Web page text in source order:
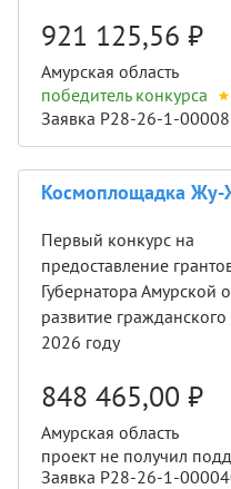
921 125,56 ₽
Амурская область
победитель конкурса
Заявка Р28-26-1-
Космоплощадка
Первый конкурс на
предоставление
Губернатора Амурской
развитие
2026 году
848 465,00 ₽
Амурская область
проект не получил
Заявка Р28-26-1-